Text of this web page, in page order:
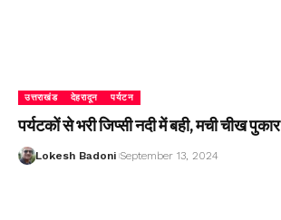
उत्तराखंड देहरादून पर्यटन
पर्यटकों से भरी जिप्सी नदी में बही, मची चीख पुकार
Lokesh Badoni September 13, 2024